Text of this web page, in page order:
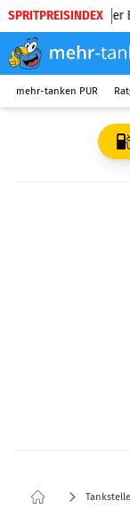
SPRITPREISINDEX
Diesel Super
mehr-tanken PUR